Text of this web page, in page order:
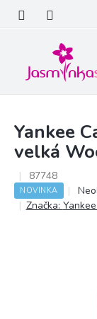
obsah
Yankee
velká
87748
NOVINKA
Značka: